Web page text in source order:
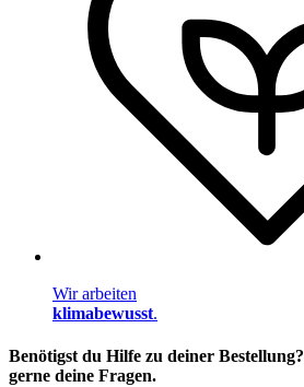
Wir arbeiten
klimabewusst.
Benötigst du Hilfe zu deiner
gerne deine Fragen.